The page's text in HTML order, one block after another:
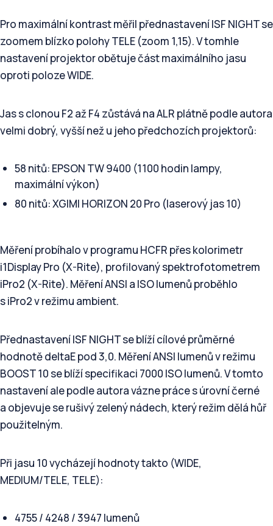
Pro maximální kontrast měřil přednastavení ISF NIGHT se
zoomem blízko polohy TELE (zoom 1,15). V tomhle
nastavení projektor obětuje část maximálního jasu
oproti poloze WIDE.
Jas s clonou F2 až F4 zůstává na ALR plátně podle autora
velmi dobrý, vyšší než u jeho předchozích projektorů:
58 nitů: EPSON TW 9400 (1100 hodin lampy,
maximální výkon)
80 nitů: XGIMI HORIZON 20 Pro (laserový jas 10)
Měření probíhalo v programu HCFR přes kolorimetr
i1Display Pro (X-Rite), profilovaný spektrofotometrem
iPro2 (X-Rite). Měření ANSI a ISO lumenů proběhlo
s iPro2 v režimu ambient.
Přednastavení ISF NIGHT se blíží cílové průměrné
hodnotě deltaE pod 3,0. Měření ANSI lumenů v režimu
BOOST 10 se blíží specifikaci 7000 ISO lumenů. V tomto
nastavení ale podle autora vázne práce s úrovní černé
a objevuje se rušivý zelený nádech, který režim dělá hůř
použitelným.
Při jasu 10 vycházejí hodnoty takto (WIDE,
MEDIUM/TELE, TELE):
4755 / 4248 / 3947 lumenů